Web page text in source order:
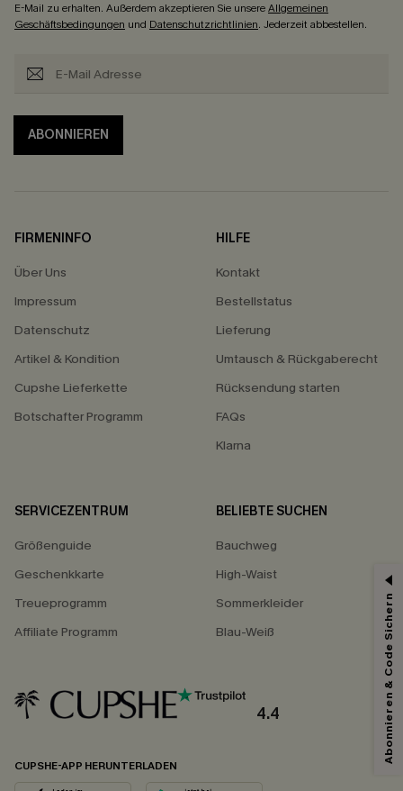
E-Mail zu erhalten. Außerdem akzeptieren Sie unsereAllgemeinen
Geschäftsbedingungen und Datenschutzrichtlinien. Jederzeit abbestellen.
ABONNIEREN
FIRMENINFO
Über Uns
Impressum
Datenschutz
Artikel & Kondition
Cupshe Lieferkette
Botschafter Programm
HILFE
Kontakt
Bestellstatus
Lieferung
Umtausch & Rückgaberecht
Rücksendung starten
FAQs
Klarna
SERVICEZENTRUM
Größenguide
Geschenkkarte
Treueprogramm
Affiliate Programm
BELIEBTE SUCHEN
Bauchweg
High-Waist
Sommerkleider
Blau-Weiß
4.4
CUPSHE-APP HERUNTERLADEN
Abonnieren & Code Sichern